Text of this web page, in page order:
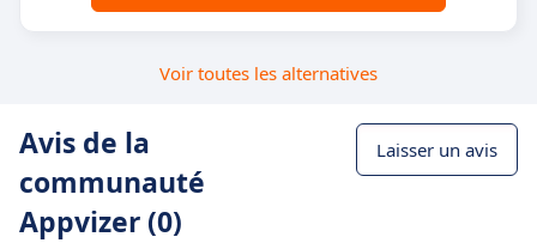
Voir toutes les alternatives
Avis de la
communauté
Appvizer (0)
Laisser un avis